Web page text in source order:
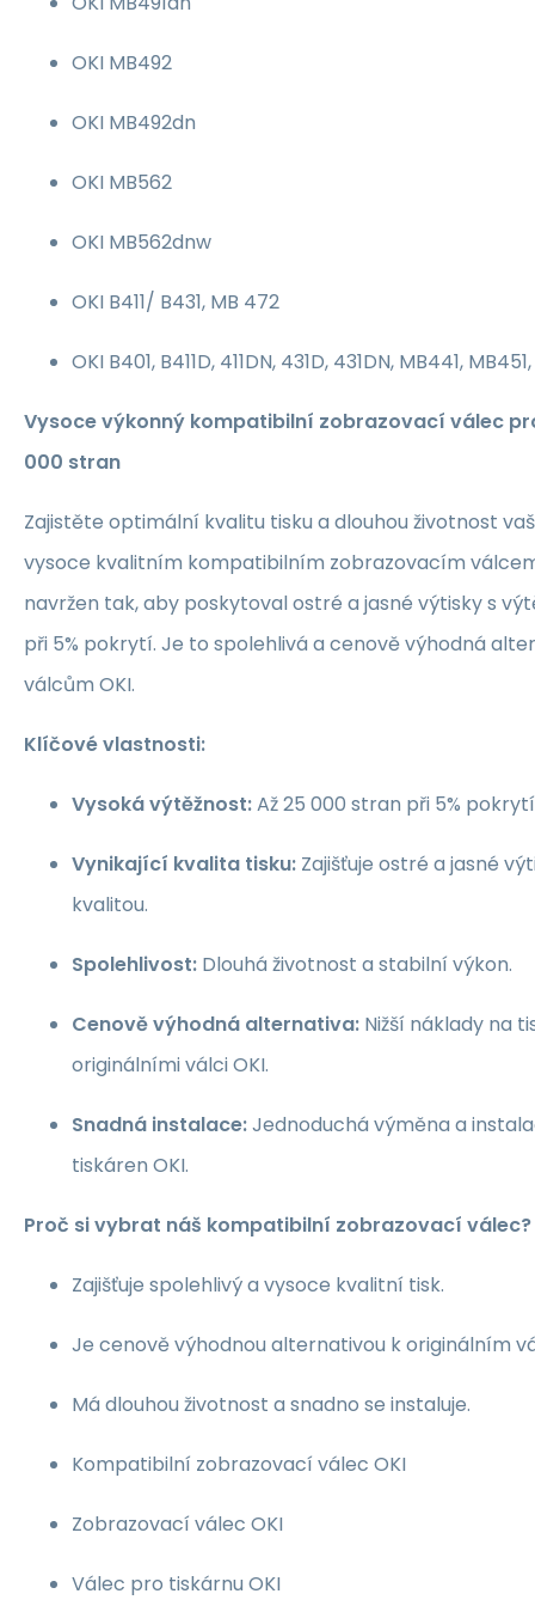
OKI MB492
OKI MB492dn
OKI MB562
OKI MB562dnw
OKI B411/ B431, MB 472
OKI B401, B411D, 411DN, 431D, 431DN, MB441,
Vysoce výkonný kompatibilní zobrazovací válec
000 stran
Zajistěte optimální kvalitu tisku a dlouhou životnost
vysoce kvalitním kompatibilním zobrazovacím
navržen tak, aby poskytoval ostré a jasné výtisky s
při 5% pokrytí. Je to spolehlivá a cenově výhodná
válcům OKI.
Klíčové vlastnosti:
Vysoká výtěžnost:Až 25 000 stran při 5%
Vynikající kvalita tisku: Zajišťuje ostré a jasné
kvalitou.
Spolehlivost: Dlouhá životnost a stabilní výkon.
Cenově výhodná alternativa: Nižší náklady na
originálními válci OKI.
Snadná instalace:Jednoduchá výměna a
tiskáren OKI.
Proč si vybrat náš kompatibilní zobrazovací válec?
Zajišťuje spolehlivý a vysoce kvalitní tisk.
Je cenově výhodnou alternativou k originálním
Má dlouhou životnost a snadno se instaluje.
Kompatibilní zobrazovací válec OKI
Zobrazovací válec OKI
Válec pro tiskárnu OKI